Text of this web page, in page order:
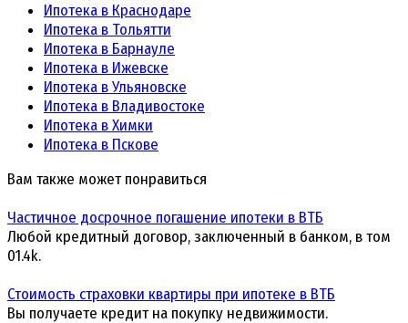
Ипотека в Краснодаре
Ипотека в Тольятти
Ипотека в Барнауле
Ипотека в Ижевске
Ипотека в Ульяновске
Ипотека в Владивостоке
Ипотека в Химки
Ипотека в Пскове
Вам также может понравиться
Частичное досрочное погашение ипотеки в ВТБ
Любой кредитный договор, заключенный в банком, в том
01.4k.
Стоимость страховки квартиры при ипотеке в ВТБ
Вы получаете кредит на покупку недвижимости.